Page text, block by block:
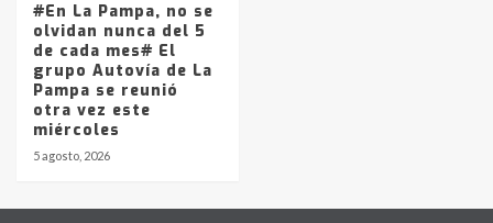
#En La Pampa, no se
olvidan nunca del 5
de cada mes# El
grupo Autovía de La
Pampa se reunió
otra vez este
miércoles
5 agosto, 2026